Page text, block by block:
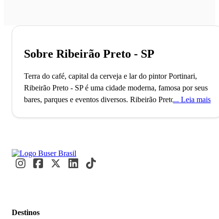
Sobre Ribeirão Preto - SP
Terra do café, capital da cerveja e lar do pintor Portinari,
Ribeirão Preto - SP é uma cidade moderna, famosa por seus
bares, parques e eventos diversos. Ribeirão Preto, fundada
um polo de inovação e tecnologia, com o 21º maior PIB do
país. Todos os anos, milhares de visitantes e estudantes
quem chega a Ribeirão Preto, famosa por suas cervejas
Leia mais
Destinos